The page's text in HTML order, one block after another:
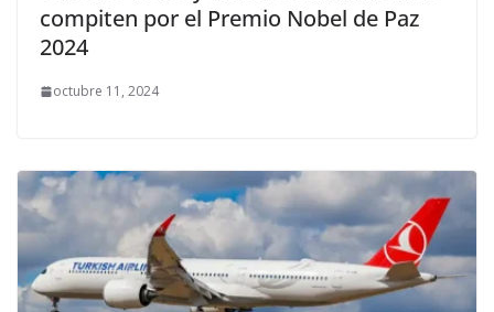
compiten por el Premio Nobel de Paz
2024
octubre 11, 2024